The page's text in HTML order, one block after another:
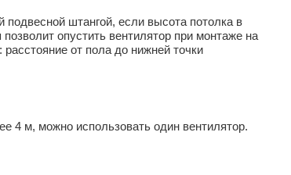
подвесной штангой, если высота потолка в
опустить вентилятор при монтаже на
от пола до нижней точки
4 м, можно использовать один вентилятор.